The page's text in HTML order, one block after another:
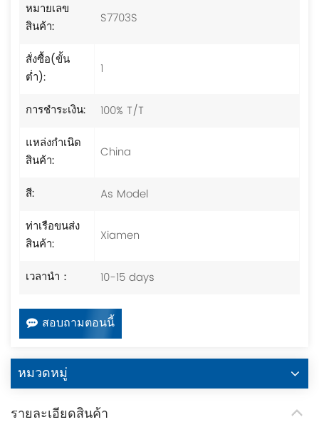
หมายเลข
สินค้า:
S7703S
สั่งซื้อ(ขั้น
ต่ำ):
1
การชำระเงิน:
100% T/T
แหล่งกำเนิด
สินค้า:
China
สี:
As Model
ท่าเรือขนส่ง
สินค้า:
Xiamen
เวลานำ： 10-15 days
สอบถามตอนนี้
หมวดหมู่
รายละเอียดสินค้า